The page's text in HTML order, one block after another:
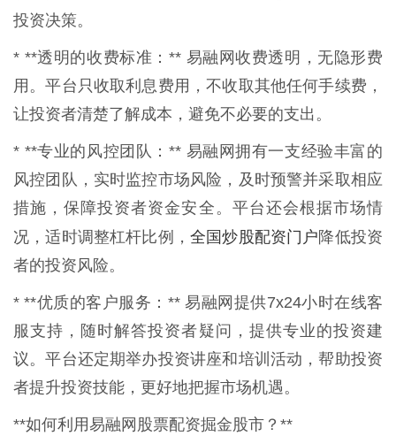
投资决策。
* **透明的收费标准：** 易融网收费透明，无隐形费
用。平台只收取利息费用，不收取其他任何手续费，
让投资者清楚了解成本，避免不必要的支出。
* **专业的风控团队：** 易融网拥有一支经验丰富的
风控团队，实时监控市场风险，及时预警并采取相应
措施，保障投资者资金安全。平台还会根据市场情
况，适时调整杠杆比例， 全国炒股配资门户 降低投资
者的投资风险。
* **优质的客户服务：** 易融网提供7x24小时在线客
服支持，随时解答投资者疑问，提供专业的投资建
议。平台还定期举办投资讲座和培训活动，帮助投资
者提升投资技能，更好地把握市场机遇。
**如何利用易融网股票配资掘金股市？**